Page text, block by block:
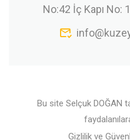
No:42 İç Kapı No:
Bu site Selçuk DOĞAN
Gizlilik ve